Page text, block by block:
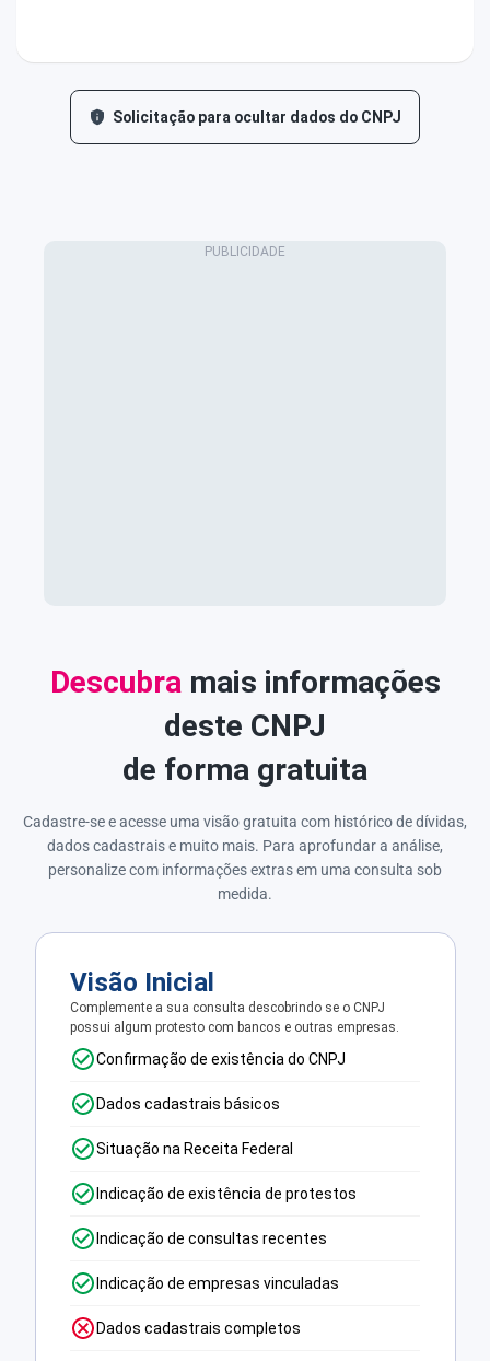
Solicitação para ocultar dados do CNPJ
Descubra mais informações
deste CNPJ
de forma gratuita
Cadastre-se e acesse uma visão gratuita com histórico de dívidas,
dados cadastrais e muito mais. Para aprofundar a análise,
personalize com informações extras em uma consulta sob
medida.
Visão Inicial
Complemente a sua consulta descobrindo se o CNPJ
possui algum protesto com bancos e outras empresas.
Confirmação de existência do CNPJ
Dados cadastrais básicos
Situação na Receita Federal
Indicação de existência de protestos
Indicação de consultas recentes
Indicação de empresas vinculadas
Dados cadastrais completos